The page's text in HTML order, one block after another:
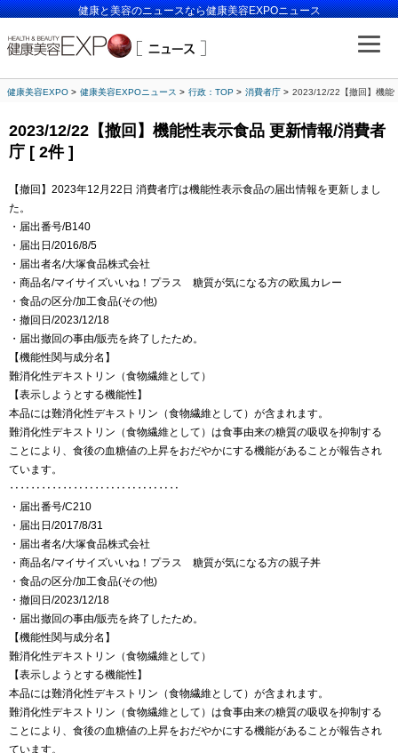
健康と美容のニュースなら健康美容EXPOニュース
健康美容EXPO 健康美容EXPOニュース 行政：TOP 消費者庁 2023/12/22【撤回】機能
2023/12/22【撤回】機能性表示食品 更新情報/消費者
庁 [ 2件 ]
【撤回】2023年12月22日 消費者庁は機能性表示食品の届出情報を更新しまし
た。
・届出番号/B140
・届出日/2016/8/5
・届出者名/大塚食品株式会社
・商品名/マイサイズいいね！プラス 糖質が気になる方の欧風カレー
・食品の区分/加工食品(その他)
・撤回日/2023/12/18
・届出撤回の事由/販売を終了したため。
【機能性関与成分名】
難消化性デキストリン（食物繊維として）
【表示しようとする機能性】
本品には難消化性デキストリン（食物繊維として）が含まれます。
難消化性デキストリン（食物繊維として）は食事由来の糖質の吸収を抑制する
ことにより、食後の血糖値の上昇をおだやかにする機能があることが報告され
ています。
‥‥‥‥‥‥‥‥‥‥‥‥‥‥‥‥
・届出番号/C210
・届出日/2017/8/31
・届出者名/大塚食品株式会社
・商品名/マイサイズいいね！プラス 糖質が気になる方の親子丼
・食品の区分/加工食品(その他)
・撤回日/2023/12/18
・届出撤回の事由/販売を終了したため。
【機能性関与成分名】
難消化性デキストリン（食物繊維として）
【表示しようとする機能性】
本品には難消化性デキストリン（食物繊維として）が含まれます。
難消化性デキストリン（食物繊維として）は食事由来の糖質の吸収を抑制する
ことにより、食後の血糖値の上昇をおだやかにする機能があることが報告され
ています。